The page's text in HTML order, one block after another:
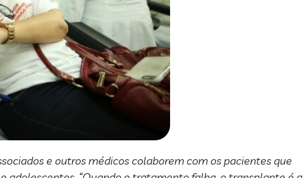
e outros médicos colaborem com os pacientes que